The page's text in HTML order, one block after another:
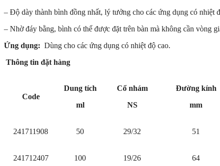
– Độ dày thành bình đồng nhất, lý tưởng cho các ứng dụng có nhiệt
– Nhờ đáy bằng, bình có thể được đặt trên bàn mà không cần vòng
Ứng dụng: Dùng cho các ứng dụng có nhiệt độ cao.
Thông tin đặt hàng
Code
Dung tích
ml
Cổ nhám
NS
Đường kính
mm
241711908 50 29/32 51
241712407 100 19/26 64